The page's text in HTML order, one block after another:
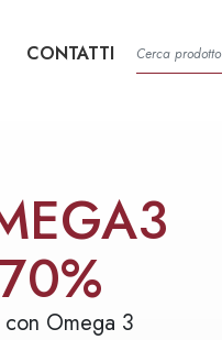
CONTATTI
con Omega 3